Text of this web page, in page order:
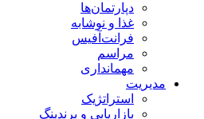
دپارتمان‌ها
غذا و نوشابه
فرانت‌آفیس
مراسم
مهمانداری
مدیریت
استراتژیک
بازاریابی و برندینگ